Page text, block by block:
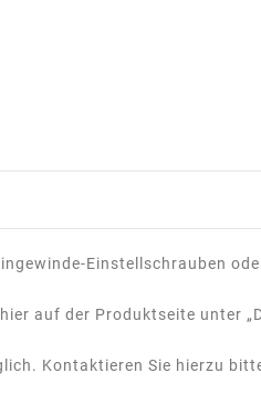
Einstellschrauben
auf der Produktseite unter
Kontaktieren Sie hierzu